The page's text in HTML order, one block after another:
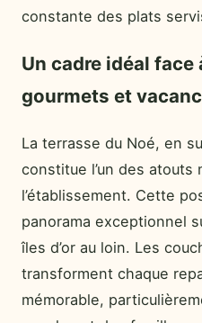
constante des plats
Un cadre idéal face
gourmets et
La terrasse du Noé, en
constitue l’un des atouts
l’établissement. Cette
panorama exceptionnel
îles d’or au loin. Les
transforment chaque
mémorable,